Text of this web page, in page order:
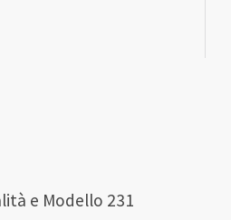
e Modello 231